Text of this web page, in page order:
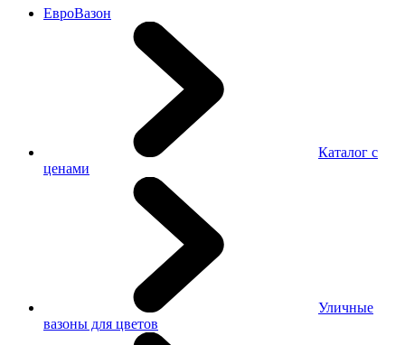
ЕвроВазон
Каталог с
ценами
Уличные
вазоны для цветов